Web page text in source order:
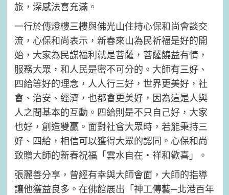
旅，深感法喜充滿。
一行於傳燈樓三樓與佛光山住持心保和尚會談交
流，心保和尚表示，新春來山為民祈福是好的開
始，大家為民謀福利就是菩薩，菩薩饒益有情，
服務大眾，和人民是密不可分的。大師有三好、
四給等好的理念，人人行三好，世界更美好，社
會、治安、經濟，也都會更美好，因為這是人與
人之間基本的互動。四給則是不只自己好，大家
也好，創造雙贏。面對社會大眾時，若能秉持三
好、四給，相信可以獲得大眾的認同。心保和尚
致贈大師的新春祝福「雲水自在‧祥和歡喜」。
張麗善分享，曾經有幸與大師會面，大師的指導
讓他獲益良多。在佛館展出「神工傳藝─北港百年